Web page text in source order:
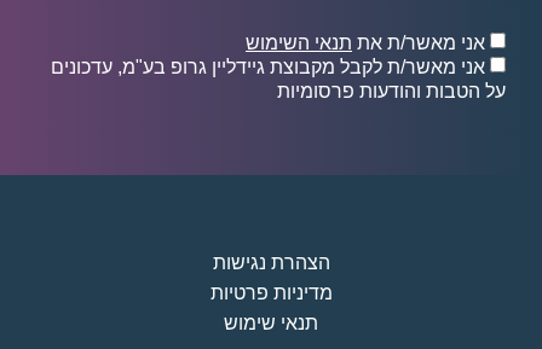
אני מאשר/ת את תנאי השימוש
אני מאשר/ת לקבל מקבוצת גיידליין גרופ בע"מ, עדכונים
על הטבות והודעות פרסומיות
הצהרת נגישות
מדיניות פרטיות
תנאי שימוש